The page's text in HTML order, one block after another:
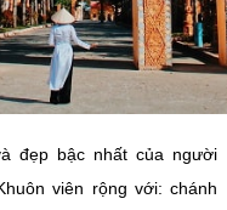
đẹp bậc nhất của người
viên rộng với: chánh